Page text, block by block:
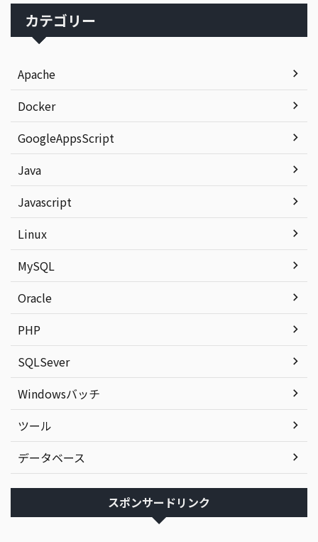
カテゴリー
Apache
Docker
GoogleAppsScript
Java
Javascript
Linux
MySQL
Oracle
PHP
SQLSever
Windowsバッチ
ツール
データベース
スポンサードリンク